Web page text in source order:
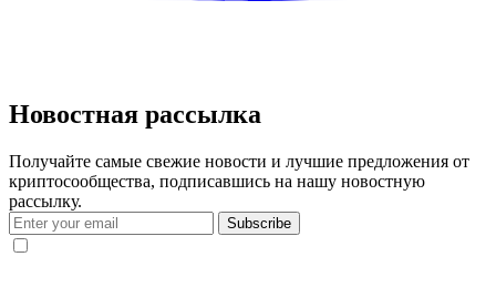
Новостная рассылка
Получайте самые свежие новости и лучшие предложения от
криптосообщества, подписавшись на нашу новостную
рассылку.
Subscribe